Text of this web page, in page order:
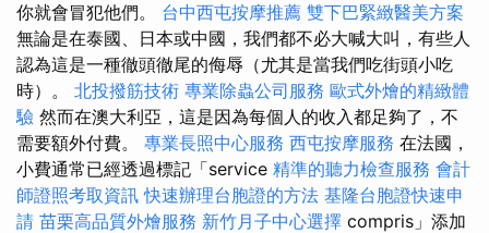
你就會冒犯他們。 台中西屯按摩推薦 雙下巴緊緻醫美方案
無論是在泰國、日本或中國，我們都不必大喊大叫，有些人
認為這是一種徹頭徹尾的侮辱（尤其是當我們吃街頭小吃
時）。 北投撥筋技術 專業除蟲公司服務 歐式外燴的精緻體
驗 然而在澳大利亞，這是因為每個人的收入都足夠了，不
需要額外付費。 專業長照中心服務 西屯按摩服務 在法國，
小費通常已經透過標記「service 精準的聽力檢查服務 會計
師證照考取資訊 快速辦理台胞證的方法 基隆台胞證快速申
請 苗栗高品質外燴服務 新竹月子中心選擇 compris」添加